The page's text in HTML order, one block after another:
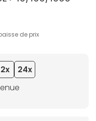
de prix
24x